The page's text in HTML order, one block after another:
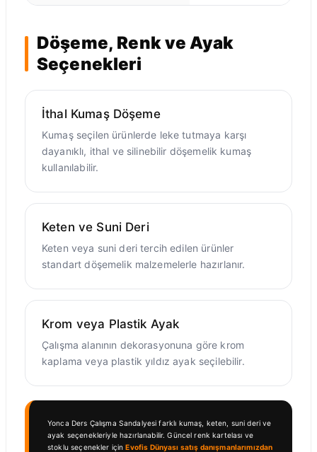
Döşeme, Renk ve Ayak
Seçenekleri
İthal Kumaş Döşeme
Kumaş seçilen ürünlerde leke tutmaya karşı
dayanıklı, ithal ve silinebilir döşemelik kumaş
kullanılabilir.
Keten ve Suni Deri
Keten veya suni deri tercih edilen ürünler
standart döşemelik malzemelerle hazırlanır.
Krom veya Plastik Ayak
Çalışma alanının dekorasyonuna göre krom
kaplama veya plastik yıldız ayak seçilebilir.
Yonca Ders Çalışma Sandalyesi farklı kumaş, keten, suni deri ve
ayak seçenekleriyle hazırlanabilir. Güncel renk kartelası ve
stoklu seçenekler içinEvofis Dünyası satış danışmanlarımızdan